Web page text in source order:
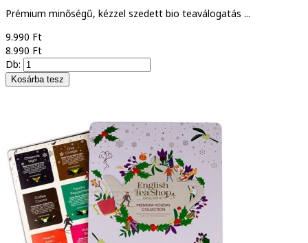
Prémium minőségű, kézzel szedett bio teaválogatás ...
9.990 Ft
8.990 Ft
Db: